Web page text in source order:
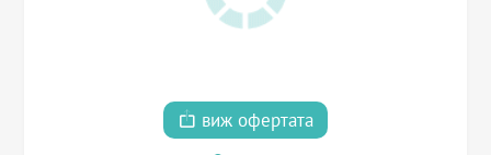
виж офертата